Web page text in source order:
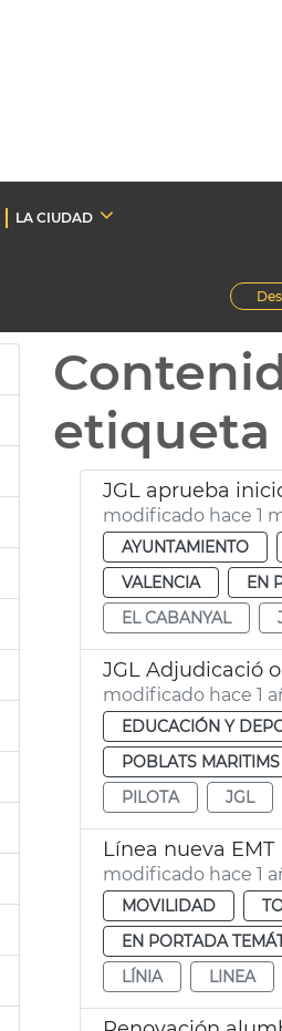
LA CIUDAD
etiqueta
JGL aprueba
modificado hace 1
AYUNTAMIENTO
VALENCIA
EN
EL CABANYAL
JGL Adjudicació
modificado hace 1
EDUCACIÓN Y
POBLATS MARITIMS
PILOTA
JGL
Línea nueva
modificado hace 1
MOVILIDAD
EN PORTADA
LÍNIA
LINEA